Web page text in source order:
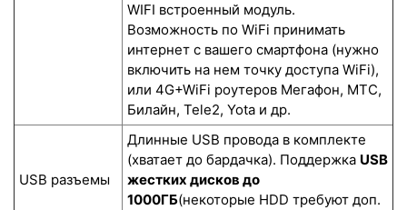
WIFI встроенный модуль.
Возможность по WiFi принимать
интернет с вашего смартфона (нужно
включить на нем точку доступа WiFi),
или 4G+WiFi роутеров Мегафон, МТС,
Билайн, Tele2, Yota и др.
USB разъемы
Длинные USB провода в комплекте
(хватает до бардачка). Поддержка USB
жестких дисков до
1000ГБ(некоторые HDD требуют доп.